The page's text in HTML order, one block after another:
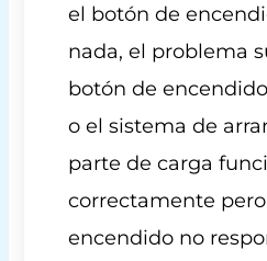
el botón de
nada, el problema
botón de
o el sistema de
parte de carga
correctamente
encendido no